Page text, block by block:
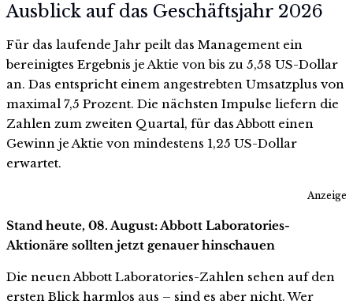
Ausblick auf das Geschäftsjahr 2026
Für das laufende Jahr peilt das Management ein
bereinigtes Ergebnis je Aktie von bis zu 5,58 US-Dollar
an. Das entspricht einem angestrebten Umsatzplus von
maximal 7,5 Prozent. Die nächsten Impulse liefern die
Zahlen zum zweiten Quartal, für das Abbott einen
Gewinn je Aktie von mindestens 1,25 US-Dollar
erwartet.
Anzeige
Stand heute, 08. August: Abbott Laboratories-
Aktionäre sollten jetzt genauer hinschauen
Die neuen Abbott Laboratories-Zahlen sehen auf den
ersten Blick harmlos aus – sind es aber nicht. Wer